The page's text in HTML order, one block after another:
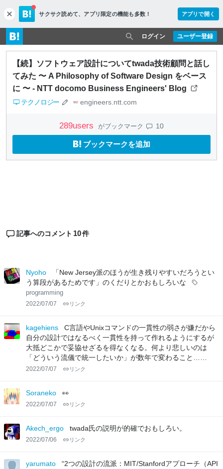
c
l
o
s
e
サクサク読めて、 アプリ限定の機能も多数！ アプリで開く
ユーザー登録
ログイン
【続】ソフトウェア設計についてtwada技術顧問と話し
てみた 〜 A Philosophy of Software Design をベース
に 〜 - NTT docomo Business Engineers' Blog
テクノロジー engineers.ntt.com
289users がブックマーク 10
ブックマークを追加
記事へのコメント 10件
Nyoho
「New Jersey派のほうが生き残りやすいだろうとい
う算段があるためです」のくだりとかおもしろいな
programming
2022/07/07 リンク
kagehiens
C言語やUnixコマンドの一貫性の弱さが嫌だから
自分の設計ではなるべく一貫性を持って作れるようにするが
大抵どこかで妥協せざるを得なくなる。何より悲しいのは
「どういう流儀で統一したいか」が数年で変わること……
2022/07/07 リンク
Soraneko 👀
2022/07/07 リンク
Akech_ergo twada氏の説明が的確でおもしろい。
2022/07/06 リンク
yarumato
“2つの設計の流派：MIT/Stanfordアプローチ（API